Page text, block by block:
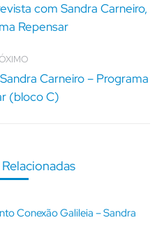
Post
anterior:
com Sandra Carneiro,
Repensar
Próximo
post:
Carneiro – Programa
(bloco C)
Conexão Galileia – Sandra